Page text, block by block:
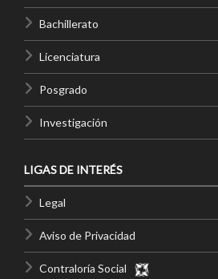
Bachillerato
Licenciatura
Posgrado
Investigación
LIGAS DE INTERÉS
Legal
Aviso de Privacidad
Contraloría Social